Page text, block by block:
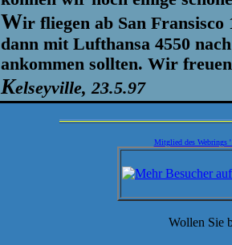
Wir fliegen ab San
dann mit Lufthansa 4550
ankommen sollten. Wir
Kelseyville, 23.5.97
Mitglied des Webrings
Wollen Sie